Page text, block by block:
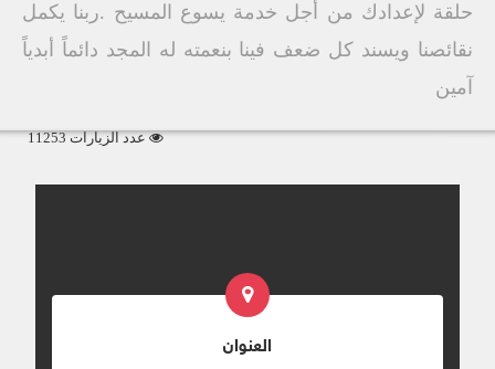
حلقة لإعدادك من أجل خدمة يسوع المسيح .ربنا يكمل
نقائصنا ويسند كل ضعف فينا بنعمته له المجد دائماً أبدياً
آمين
عدد الزيارات 11253
العنوان